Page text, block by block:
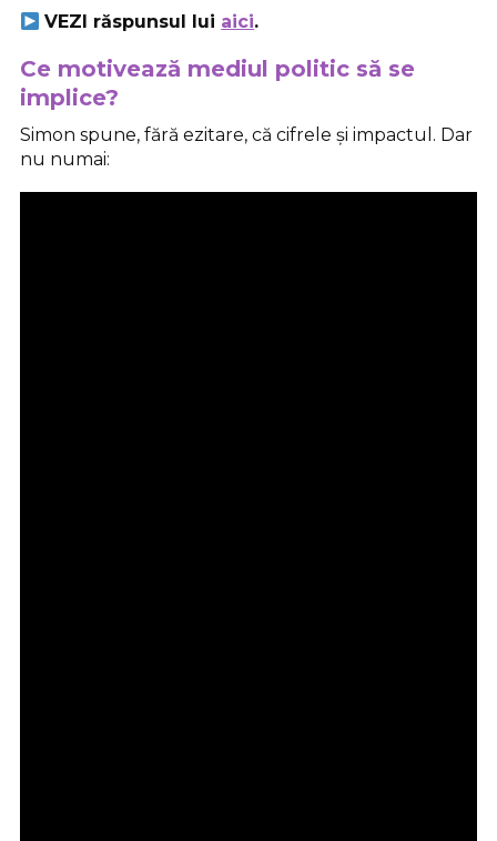
VEZI răspunsul lui aici.
Ce motivează mediul politic să se
implice?
Simon spune, fără ezitare, că cifrele și impactul. Dar
nu numai: